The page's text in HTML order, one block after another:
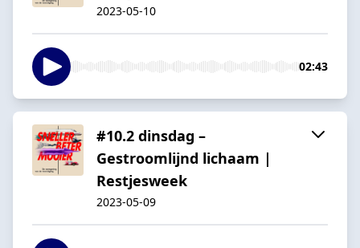
2023-05-10
02:43
#10.2 dinsdag –
Gestroomlijnd lichaam |
Restjesweek
2023-05-09